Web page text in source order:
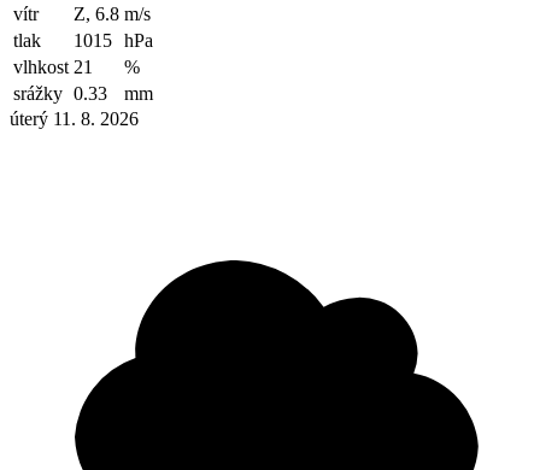
vítr
Z, 6.8 m/s
tlak
1015 hPa
vlhkost 21
%
srážky 0.33
mm
úterý 11. 8. 2026